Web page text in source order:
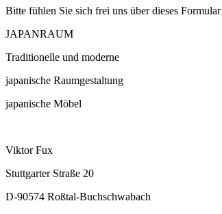
Bitte fühlen Sie sich frei uns über dieses
JAPANRAUM
Traditionelle und moderne
japanische Raumgestaltung
japanische Möbel
Viktor Fux
Stuttgarter Straße 20
D-90574 Roßtal-Buchschwabach